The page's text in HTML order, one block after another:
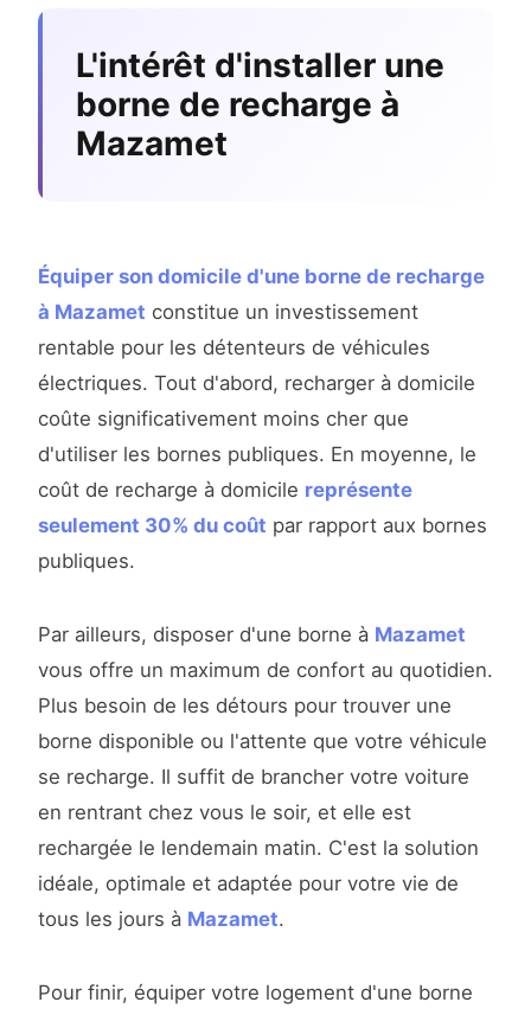
L'intérêt d'installer une
borne de recharge à
Mazamet
Équiper son domicile d'une borne de recharge
à Mazamet constitue un investissement
rentable pour les détenteurs de véhicules
électriques. Tout d'abord, recharger à domicile
coûte significativement moins cher que
d'utiliser les bornes publiques. En moyenne, le
coût de recharge à domicile représente
seulement 30% du coût par rapport aux bornes
publiques.
Par ailleurs, disposer d'une borne à Mazamet
vous offre un maximum de confort au quotidien.
Plus besoin de les détours pour trouver une
borne disponible ou l'attente que votre véhicule
se recharge. Il suffit de brancher votre voiture
en rentrant chez vous le soir, et elle est
rechargée le lendemain matin. C'est la solution
idéale, optimale et adaptée pour votre vie de
tous les jours à Mazamet.
Pour finir, équiper votre logement d'une borne